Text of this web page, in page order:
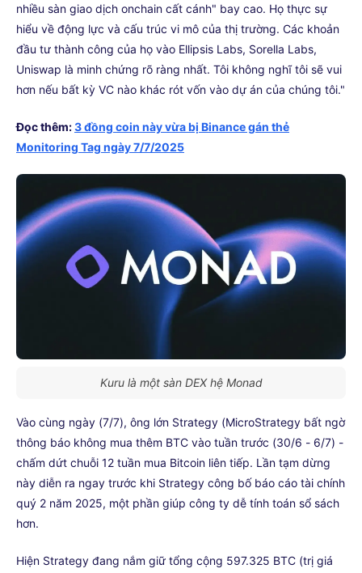
nhiều sàn giao dịch onchain cất cánh" bay cao. Họ thực sự
hiểu về động lực và cấu trúc vi mô của thị trường. Các khoản
đầu tư thành công của họ vào Ellipsis Labs, Sorella Labs,
Uniswap là minh chứng rõ ràng nhất. Tôi không nghĩ tôi sẽ vui
hơn nếu bất kỳ VC nào khác rót vốn vào dự án của chúng tôi."
Đọc thêm:3 đồng coin này vừa bị Binance gán thẻ
Monitoring Tag ngày 7/7/2025
Kuru là một sàn DEX hệ Monad
Vào cùng ngày (7/7), ông lớn Strategy (MicroStrategy bất ngờ
thông báo không mua thêm BTC vào tuần trước (30/6 - 6/7) -
chấm dứt chuỗi 12 tuần mua Bitcoin liên tiếp. Lần tạm dừng
này diễn ra ngay trước khi Strategy công bố báo cáo tài chính
quý 2 năm 2025, một phần giúp công ty dễ tính toán sổ sách
hơn.
Hiện Strategy đang nắm giữ tổng cộng 597.325 BTC (trị giá